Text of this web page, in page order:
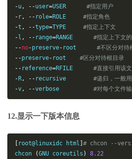
-u , --user=USER #指定用户
- r , -- role=ROLE #指定角色
-t , --type=TYPE #指定上下文
-l , -- range=RANGE #指定上下文
--no-preserve- root #不区分对待
--preserve- root #区分对待根目录
-- reference=RFILE #直接引用该
-R , -- recursive #递归，一般
-v , --verbose #对每个文件
12.显示一下版本信息
[ root@linuxidc html ] # chcon --
chcon
(GNU coreutils )
8.22